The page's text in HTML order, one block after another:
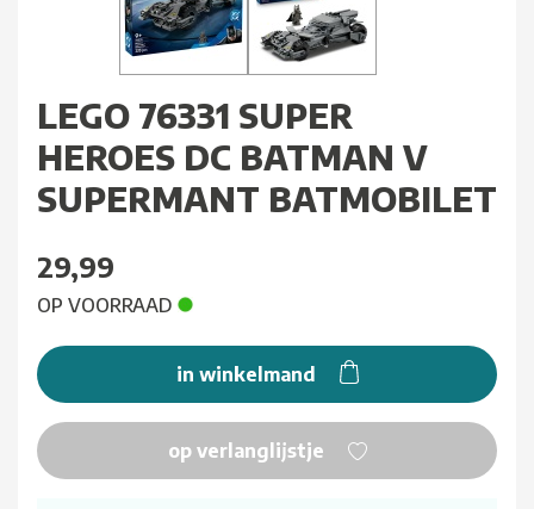
LEGO 76331 SUPER
HEROES DC BATMAN V
SUPERMANT BATMOBILET
29,99
OP VOORRAAD
in winkelmand
op verlanglijstje